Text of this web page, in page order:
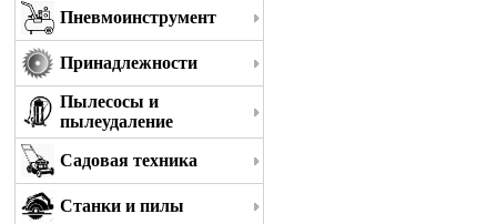
Пневмоинструмент
Принадлежности
Пылесосы и
пылеудаление
Садовая техника
Станки и пилы